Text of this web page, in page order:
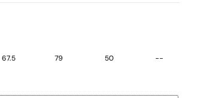
67.5 79 50 --